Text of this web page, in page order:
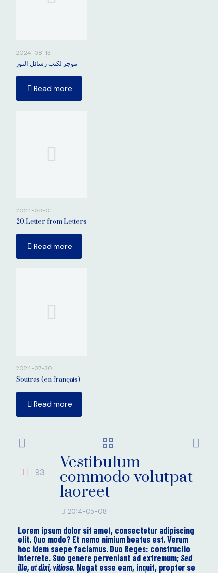
2024-08-13
موجز لكتب رسائل النور
Read more
2024-08-01
20.Letter from Letters
Read more
2024-07-30
Soutras (en français)
Read more
93 Vestibulum
commodo volutpat
laoreet
2014-05-08
Lorem ipsum dolor sit amet, consectetur adipiscing
elit. Quo modo? Et nemo nimium beatus est.Verum
hoc idem saepe faciamus. Duo Reges: constructio
interrete.Suo genere perveniant ad extremum;Sed
ille, ut dixi, vitiose.Negat esse eam, inquit, propter se